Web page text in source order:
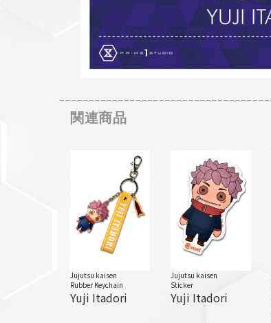
関連商品
Jujutsu kaisen
Rubber Keychain
Yuji Itadori
Jujutsu kaisen
Sticker
Yuji Itadori